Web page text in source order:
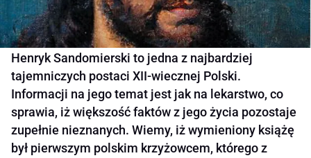
Henryk Sandomierski to jedna z najbardziej
tajemniczych postaci XII-wiecznej Polski.
Informacji na jego temat jest jak na lekarstwo, co
sprawia, iż większość faktów z jego życia pozostaje
zupełnie nieznanych. Wiemy, iż wymieniony książę
był pierwszym polskim krzyżowcem, którego z